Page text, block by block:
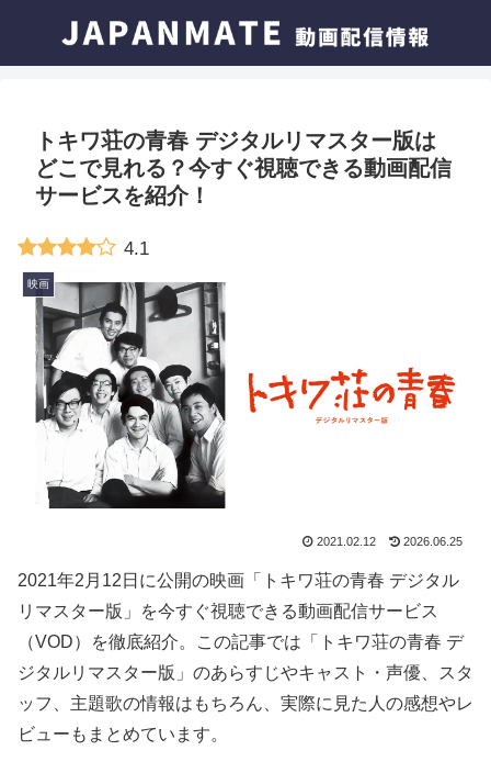
トキワ荘の青春 デジタルリマスター版は
どこで見れる？今すぐ視聴できる動画配信
サービスを紹介！
4.1
映画
2021.02.12 2026.06.25
2021年2月12日に公開の映画「トキワ荘の青春 デジタル
リマスター版」を今すぐ視聴できる動画配信サービス
（VOD）を徹底紹介。この記事では「トキワ荘の青春 デ
ジタルリマスター版」のあらすじやキャスト・声優、スタ
ッフ、主題歌の情報はもちろん、実際に見た人の感想やレ
ビューもまとめています。